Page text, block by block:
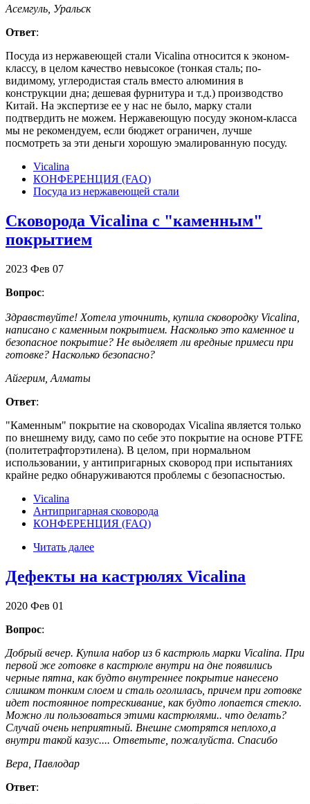
Асемгуль, Уральск
Ответ:
Посуда из нержавеющей стали Vicalina относится к эконом-
классу, в целом качество невысокое (тонкая сталь; по-
видимому, углеродистая сталь вместо алюминия в
конструкции дна; дешевая фурнитура и т.д.) производство
Китай. На экспертизе ее у нас не было, марку стали
подтвердить не можем. Нержавеющую посуду эконом-класса
мы не рекомендуем, если бюджет ограничен, лучше
посмотреть за эти деньги хорошую эмалированную посуду.
Vicalina
КОНФЕРЕНЦИЯ (FAQ)
Посуда из нержавеющей стали
Сковорода Vicalina с "каменным"
покрытием
2023 Фев 07
Вопрос:
Здравствуйте! Хотела уточнить, купила сковородку Vicalina,
написано с каменным покрытием. Насколько это каменное и
безопасное покрытие? Не выделяет ли вредные примеси при
готовке? Насколько безопасно?
Айгерим, Алматы
Ответ:
"Каменным" покрытие на сковородах Vicalina является только
по внешнему виду, само по себе это покрытие на основе PTFE
(политетрафторэтилена). В целом, при нормальном
использовании, у антипригарных сковород при испытаниях
крайне редко обнаруживаются проблемы с безопасностью.
Vicalina
Антипригарная сковорода
КОНФЕРЕНЦИЯ (FAQ)
Читать далее
Дефекты на кастрюлях Vicalina
2020 Фев 01
Вопрос:
Добрый вечер. Купила набор из 6 кастрюль марки Vicalina. При
первой же готовке в кастрюле внутри на дне появились
черные пятна, как будто внутреннее покрытие нанесено
слишком тонким слоем и сталь оголилась, причем при готовке
идет постоянное потрескивание, как будто лопается стекло.
Можно ли пользоваться этими кастрюлями.. что делать?
Случай очень неприятный. Внешне смотрятся неплохо,а
внутри такой казус.... Ответьте, пожалуйста. Спасибо
Вера, Павлодар
Ответ: